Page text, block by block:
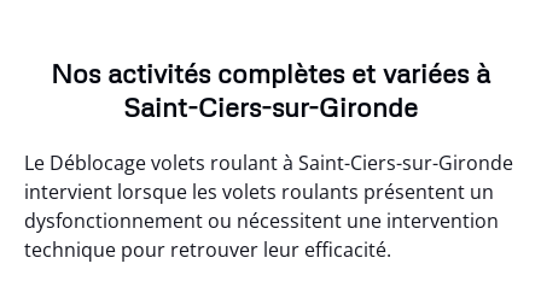
Nos activités complètes et variées à
Saint-Ciers-sur-Gironde
Le Déblocage volets roulant à Saint-Ciers-sur-Gironde
intervient lorsque les volets roulants présentent un
dysfonctionnement ou nécessitent une intervention
technique pour retrouver leur efficacité.